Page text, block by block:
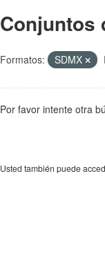
Conjuntos
Formatos: SDMX
Por favor intente otra
Usted también puede